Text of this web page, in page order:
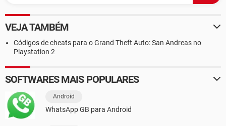
VEJA TAMBÉM
Códigos de cheats para o Grand Theft Auto: San Andreas no
Playstation 2
SOFTWARES MAIS POPULARES
Android
WhatsApp GB para Android